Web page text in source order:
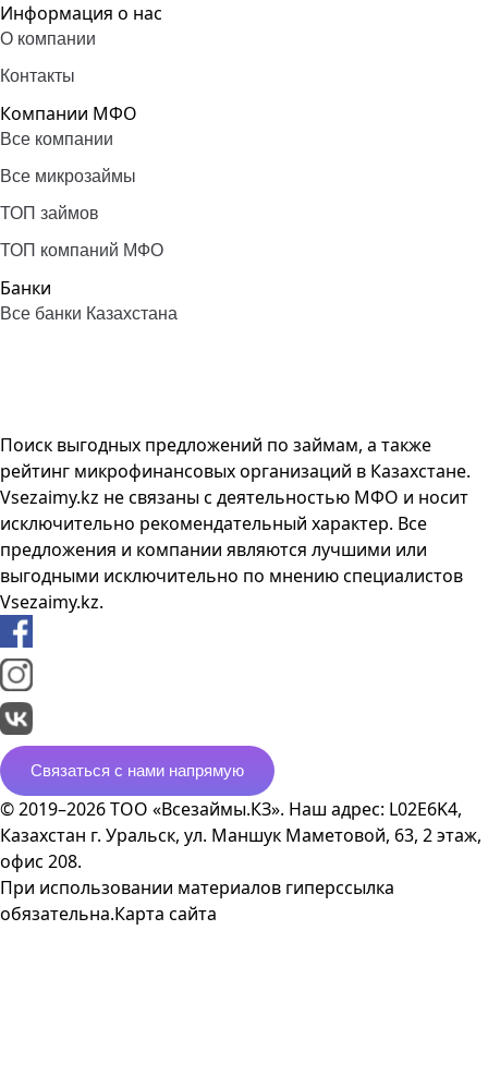
Информация о нас
О компании
Контакты
Компании МФО
Все компании
Все микрозаймы
ТОП займов
ТОП компаний МФО
Банки
Все банки Казахстана
Поиск выгодных предложений по займам, а также
рейтинг микрофинансовых организаций в Казахстане.
Vsezaimy.kz не связаны с деятельностью МФО и носит
исключительно рекомендательный характер. Все
предложения и компании являются лучшими или
выгодными исключительно по мнению специалистов
Vsezaimy.kz.
Связаться с нами напрямую
© 2019–2026 ТОО «Всезаймы.КЗ». Наш адрес: L02E6K4,
Казахстан г. Уральск, ул. Маншук Маметовой, 63, 2 этаж,
офис 208.
При использовании материалов гиперссылка
обязательна.Карта сайта